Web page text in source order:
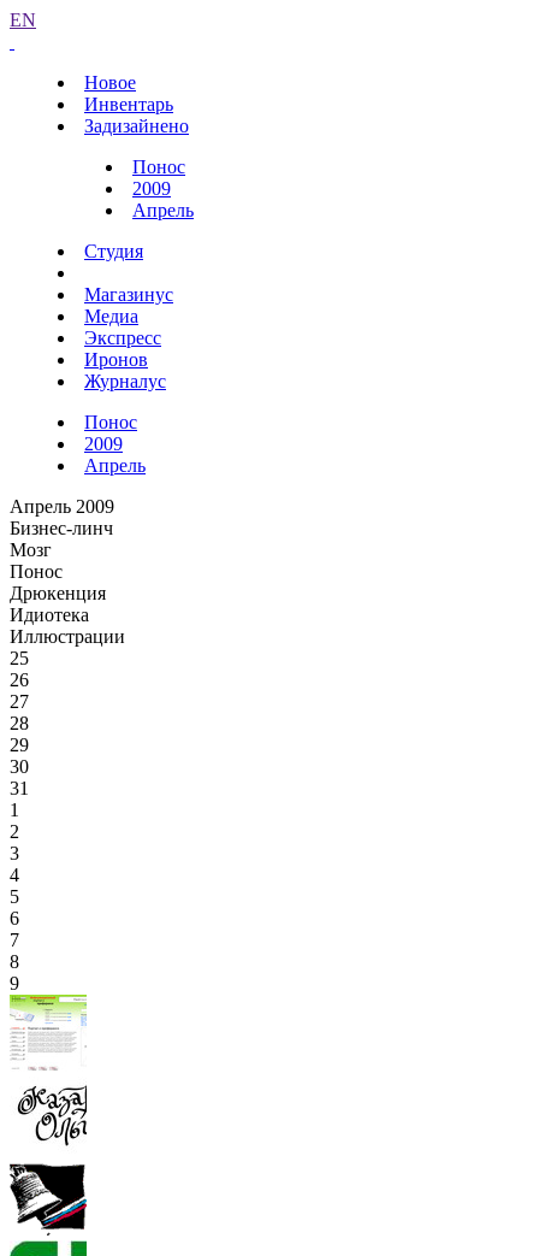
EN
Новое
Инвентарь
Задизайнено
Понос
2009
Апрель
Студия
Магазинус
Медиа
Экспресс
Иронов
Журналус
Понос
2009
Апрель
Апрель 2009
Бизнес-линч
Мозг
Понос
Дрюкенция
Идиотека
Иллюстрации
25
26
27
28
29
30
31
1
2
3
4
5
6
7
8
9